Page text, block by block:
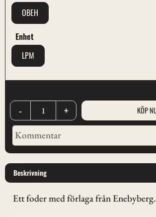
+
-
OBEH
Enhet
LPM
Beskrivning
Ett foder med förlaga från Enebyberg.